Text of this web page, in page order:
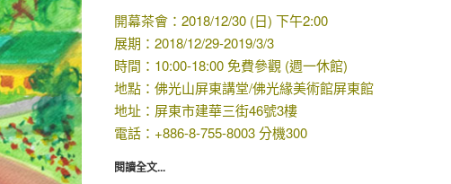
開幕茶會：2018/12/30 (日) 下午2:00
展期：2018/12/29-2019/3/3
時間：10:00-18:00 免費參觀 (週一休館)
地點：佛光山屏東講堂/佛光緣美術館屏東館
地址：屏東市建華三街46號3樓
電話：+886-8-755-8003 分機300
閱讀全文...